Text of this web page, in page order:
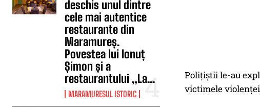
deschis unul dintre
cele mai autentice
restaurante din
Maramureș.
Povestea lui Ionuț
Șimon și a
restaurantului „La...
MARAMURESUL ISTORIC
Polițiștii le-au
victimele violenței